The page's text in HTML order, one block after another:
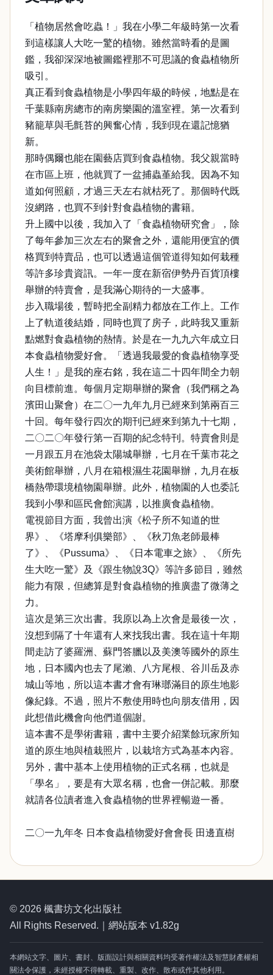
「植物居然會吃蟲！」我在小學二年級時第一次看
到這樣讓人大吃一驚的植物。雖然當時看的是圖
鑑，我卻深深地被圖鑑裡那不可思議的食蟲植物所
吸引。
真正看到食蟲植物是小學四年級的時候，地點是在
千葉縣南房總市的南房樂園的溫室裡。第一次看到
豬籠草與毛氈苔的興奮心情，我到現在還記憶猶
新。
那時偶爾也能在園藝店買到食蟲植物。我父親當時
在市區上班，他就買了一盆捕蟲堇給我。因為不知
道如何照顧，才過三天左右就枯死了。那個時代既
沒網路，也買不到針對食蟲植物的書籍。
升上國中以後，我加入了「食蟲植物研究會」，除
了每年參加三次左右的聚會之外，還能用便宜的價
格買到特賣品，也可以透過這個管道得知如何栽種
等許多珍貴資訊。一年一度在新宿伊勢丹百貨頂樓
舉辦的特賣會，是我滿心期待的一大盛事。
步入職場後，暫時把全副精力都放在工作上。工作
上了軌道後結婚，同時也買了房子，此時我又重新
點燃對食蟲植物的熱情。於是在一九九六年成立日
本食蟲植物愛好會。「透過我最愛的食蟲植物享受
人生！」是我的座右銘，我在這二十四年間全力朝
向目標前進。每個月定期舉辦的聚會（我們稱之為
濱田山聚會）在二〇一九年九月已經來到第兩百三
十回。每年發行四次的期刊已經來到第九十七期，
二〇二〇年發行第一百期的紀念特刊。特賣會則是
一月跟五月在池袋太陽城舉辦，七月在千葉市花之
美術館舉辦，八月在箱根濕生花園舉辦，九月在板
橋熱帶環境植物園舉辦。此外，植物園的人也委託
我到小學和區民會館演講，以推廣食蟲植物。
電視節目方面，我曾出演《松子所不知道的世
界》、《塔摩利俱樂部》、《秋刀魚老師最棒
了》、《Pussuma》、《日本電車之旅》、《所先
生大吃一驚》及《跟生物說3Q》等許多節目，雖然
能力有限，但總算是對食蟲植物的推廣盡了微薄之
力。
這次是第三次出書。我原以為上次會是最後一次，
沒想到隔了十年還有人來找我出書。我在這十年期
間走訪了婆羅洲、蘇門答臘以及美澳等國外的原生
地，日本國內也去了尾瀨、八方尾根、谷川岳及赤
城山等地，所以這本書才會有琳瑯滿目的原生地影
像紀錄。不過，照片不敷使用時也向朋友借用，因
此想借此機會向他們道個謝。
這本書不是學術書籍，書中主要介紹業餘玩家所知
道的原生地與植栽照片，以栽培方式為基本內容。
另外，書中基本上使用植物的正式名稱，也就是
「學名」，要是有大眾名稱，也會一併記載。那麼
就請各位讀者進入食蟲植物的世界裡暢遊一番。
二〇一九年冬 日本食蟲植物愛好會會長 田邊直樹
© 2026 楓書坊文化出版社
All Rights Reserved.｜網站版本 v1.82g
本網站文字、圖片、書封、版面設計與相關資料均受著作權法及智慧財產權相
關法令保護，未經授權不得轉載、重製、改作、散布或作其他利用。